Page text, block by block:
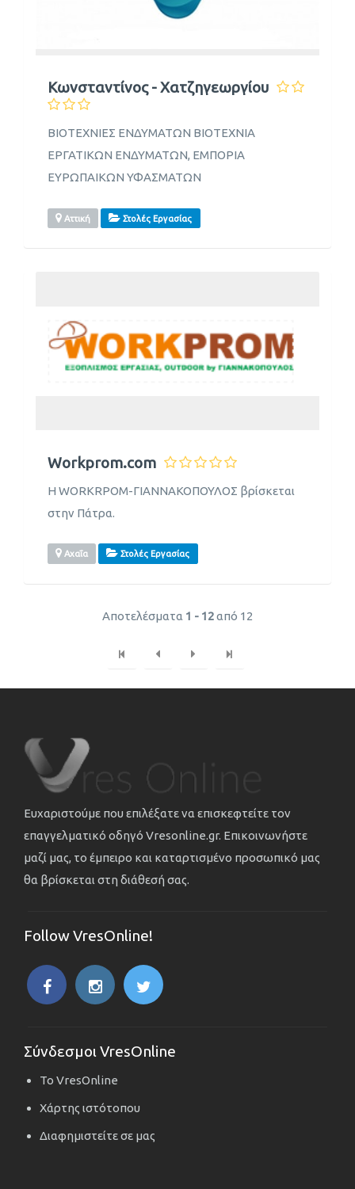
Κωνσταντίνος - Χατζηγεωργίου
ΒΙΟΤΕΧΝΙΕΣ ΕΝΔΥΜΑΤΩΝ ΒΙΟΤΕΧΝΙΑ
ΕΡΓΑΤΙΚΩΝ ΕΝΔΥΜΑΤΩΝ, ΕΜΠΟΡΙΑ
ΕΥΡΩΠΑΙΚΩΝ ΥΦΑΣΜΑΤΩΝ
Αττική Στολές Εργασίας
Workprom.com
H WORKRPOM-ΓΙΑΝΝΑΚΟΠΟΥΛΟΣ βρίσκεται
στην Πάτρα.
Αχαΐα Στολές Εργασίας
Αποτελέσματα 1 - 12από 12
Ευχαριστούμε που επιλέξατε να επισκεφτείτε τον
επαγγελματικό οδηγό Vresonline.gr. Επικοινωνήστε
μαζί μας, το έμπειρο και καταρτισμένο προσωπικό μας
θα βρίσκεται στη διάθεσή σας.
Follow VresOnline!
Σύνδεσμοι VresOnline
Το VresOnline
Χάρτης ιστότοπου
Διαφημιστείτε σε μας